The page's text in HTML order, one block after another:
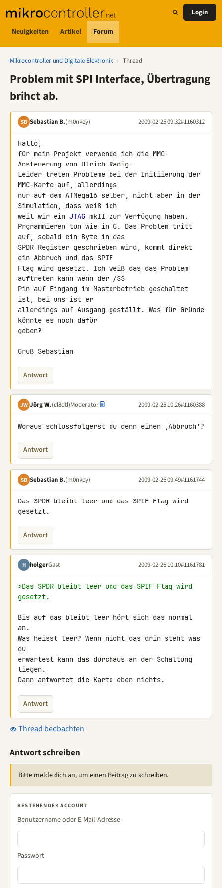
Neuigkeiten Artikel Forum
Login
Mikrocontroller und Digitale Elektronik › Thread
Problem mit SPI Interface, Übertragung
brihct ab.
SB Sebastian B.(m0nkey) 2009-02-25 09:32#1160312
Hallo,
für mein Projekt verwende ich die MMC-
Ansteuerung von Ulrich Radig.
Leider treten Probleme bei der Initiierung der
MMC-Karte auf, allerdings
nur auf dem ATMega16 selber, nicht aber in der
Simulation, dass weiß ich
weil wir ein JTAG mkII zur Verfügung haben.
Prgrammieren tun wie in C. Das Problem tritt
auf, sobald ein Byte in das
SPDR Register geschrieben wird, kommt direkt
ein Abbruch und das SPIF
Flag wird gesetzt. Ich weiß das das Problem
auftreten kann wenn der /SS
Pin auf Eingang im Masterbetrieb geschaltet
ist, bei uns ist er
allerdings auf Ausgang geställt. Was für Gründe
könnte es noch dafür
geben?
Gruß Sebastian
Antwort
JW Jörg W.(dl8dtl)Moderator 2009-02-25 10:26#1160388
Woraus schlussfolgerst du denn einen ,Abbruch'?
Antwort
SB Sebastian B.(m0nkey) 2009-02-26 09:49#1161744
Das SPDR bleibt leer und das SPIF Flag wird
gesetzt.
Antwort
H holgerGast 2009-02-26 10:10#1161781
>Das SPDR bleibt leer und das SPIF Flag wird
gesetzt.
Bis auf das bleibt leer hört sich das normal
an.
Was heisst leer? Wenn nicht das drin steht was
du
erwartest kann das durchaus an der Schaltung
liegen.
Dann antwortet die Karte eben nichts.
Antwort
Thread beobachten
Antwort schreiben
Bitte melde dich an, um einen Beitrag zu schreiben.
BESTEHENDER ACCOUNT
Benutzername oder E-Mail-Adresse
Passwort